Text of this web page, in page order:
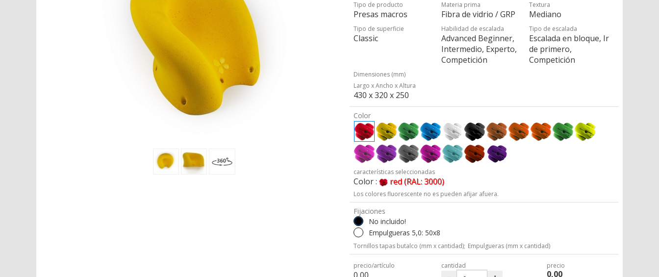
Tipo de producto
Presas macros
Materia prima
Fibra de vidrio / GRP
Textura
Mediano
Tipo de superficie
Classic
Habilidad de escalada
Advanced Beginner,
Intermedio, Experto,
Competición
Tipo de escalada
Escalada en bloque, Ir
de primero,
Competición
Dimensiones (mm)
Largo x Ancho x Altura
430 x 320 x 250
Color
características seleccionadas
Color : red (RAL: 3000)
Los colores fluorescente no es pueden afijar afuera.
Fijaciones
No incluido!
Empulgueras 5,0: 50x8
Tornillos tapas butalco (mm x cantidad); Empulgueras (mm x cantidad)
precio/artículo cantidad precio
0,00